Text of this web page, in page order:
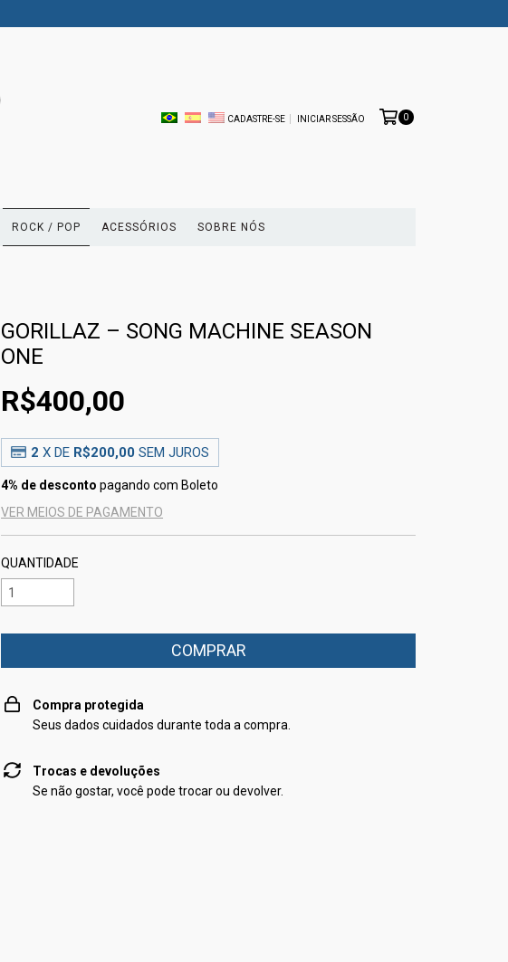
CADASTRE-SE INICIAR SESSÃO 0
ROCK / POP ACESSÓRIOS SOBRE NÓS
GORILLAZ – SONG MACHINE SEASON
ONE
R$400,00
2 X DE R$200,00 SEM JUROS
4% de desconto pagando com Boleto
VER MEIOS DE PAGAMENTO
QUANTIDADE
Compra protegida
Seus dados cuidados durante toda a compra.
Trocas e devoluções
Se não gostar, você pode trocar ou devolver.